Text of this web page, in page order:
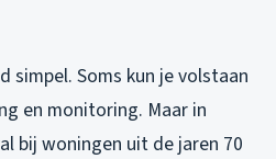
simpel. Soms kun je volstaan
en monitoring. Maar in
bij woningen uit de jaren 70